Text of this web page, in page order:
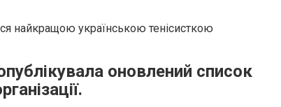
найкращою українською тенісисткою
оновлений список